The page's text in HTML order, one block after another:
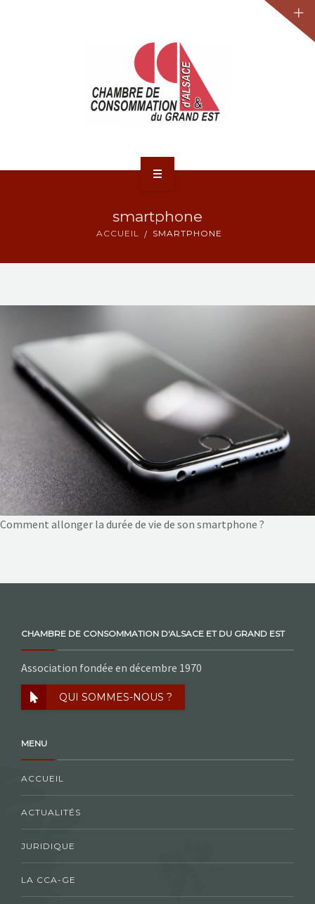
CONTACT
smartphone
ACCUEIL SMARTPHONE
Comment allonger la durée de vie de son smartphone ?
CHAMBRE DE CONSOMMATION D'ALSACE ET DU GRAND EST
Association fondée en décembre 1970
QUI SOMMES-NOUS ?
MENU
ACCUEIL
ACTUALITÉS
JURIDIQUE
LA CCA-GE